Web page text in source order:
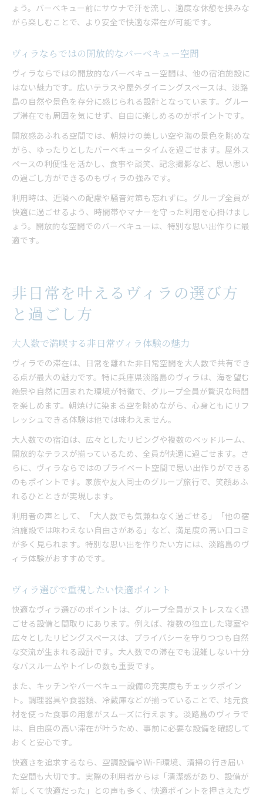
ょう。バーベキュー前にサウナで汗を流し、適度な休憩を挟みな
がら楽しむことで、より安全で快適な滞在が可能です。
ヴィラならではの開放的なバーベキュー空間
ヴィラならではの開放的なバーベキュー空間は、他の宿泊施設に
はない魅力です。広いテラスや屋外ダイニングスペースは、淡路
島の自然や景色を存分に感じられる設計となっています。グルー
プ滞在でも周囲を気にせず、自由に楽しめるのがポイントです。
開放感あふれる空間では、朝焼けの美しい空や海の景色を眺めな
がら、ゆったりとしたバーベキュータイムを過ごせます。屋外ス
ペースの利便性を活かし、食事や談笑、記念撮影など、思い思い
の過ごし方ができるのもヴィラの強みです。
利用時は、近隣への配慮や騒音対策も忘れずに。グループ全員が
快適に過ごせるよう、時間帯やマナーを守った利用を心掛けまし
ょう。開放的な空間でのバーベキューは、特別な思い出作りに最
適です。
非日常を叶えるヴィラの選び方
と過ごし方
大人数で満喫する非日常ヴィラ体験の魅力
ヴィラでの滞在は、日常を離れた非日常空間を大人数で共有でき
る点が最大の魅力です。特に兵庫県淡路島のヴィラは、海を望む
絶景や自然に囲まれた環境が特徴で、グループ全員が贅沢な時間
を楽しめます。朝焼けに染まる空を眺めながら、心身ともにリフ
レッシュできる体験は他では味わえません。
大人数での宿泊は、広々としたリビングや複数のベッドルーム、
開放的なテラスが揃っているため、全員が快適に過ごせます。さ
らに、ヴィラならではのプライベート空間で思い出作りができる
のもポイントです。家族や友人同士のグループ旅行で、笑顔あふ
れるひとときが実現します。
利用者の声として、「大人数でも気兼ねなく過ごせる」「他の宿
泊施設では味わえない自由さがある」など、満足度の高い口コミ
が多く見られます。特別な思い出を作りたい方には、淡路島のヴ
ィラ体験がおすすめです。
ヴィラ選びで重視したい快適ポイント
快適なヴィラ選びのポイントは、グループ全員がストレスなく過
ごせる設備と間取りにあります。例えば、複数の独立した寝室や
広々としたリビングスペースは、プライバシーを守りつつも自然
な交流が生まれる設計です。大人数での滞在でも混雑しない十分
なバスルームやトイレの数も重要です。
また、キッチンやバーベキュー設備の充実度もチェックポイン
ト。調理器具や食器類、冷蔵庫などが揃っていることで、地元食
材を使った食事の用意がスムーズに行えます。淡路島のヴィラで
は、自由度の高い滞在が叶うため、事前に必要な設備を確認して
おくと安心です。
快適さを追求するなら、空調設備やWi-Fi環境、清掃の行き届い
た空間も大切です。実際の利用者からは「清潔感があり、設備が
新しくて快適だった」との声も多く、快適ポイントを押さえたヴ